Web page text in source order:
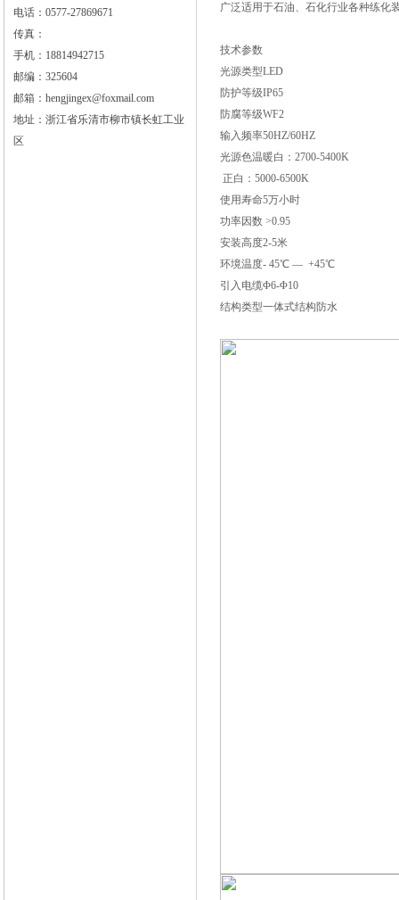
电话：0577-27869671
传真：
手机：18814942715
邮编：325604
邮箱：hengjingex@foxmail.com
地址：浙江省乐清市柳市镇长虹工业
区
广泛适用于石油、石化行业各种练化
技术参数
光源类型LED
防护等级IP65
防腐等级WF2
输入频率50HZ/60HZ
光源色温暖白：2700-5400K
正白：5000-6500K
使用寿命5万小时
功率因数 >0.95
安装高度2-5米
环境温度- 45℃ — +45℃
引入电缆Φ6-Φ10
结构类型一体式结构防水